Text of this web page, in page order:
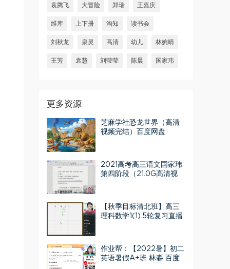
袁腾飞 大冒险 郑瑞 王嘉庆
维库 上下册 淘知 读书会
刘秋龙 泉灵 高清 幼儿 林婉晴
王芳 袁慧 刘莹莹 陈晨 国家玮
更多资源
芝麻学社恐龙世界（高清
视频完结）百度网盘
2021高考高三语文国家玮
第四阶段（21.0G高清视
【秋季目标清北班】高三
理科数学1(1).5轮复习直播
作业帮：【2022暑】初二
英语暑假A+班 林淼 百度